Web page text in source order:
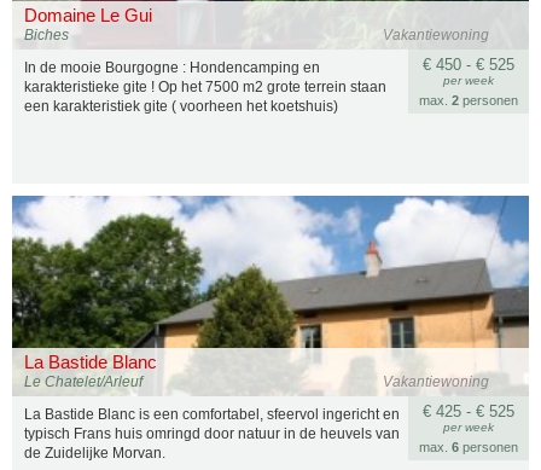
Domaine Le Gui
Vakantiewoning
Biches
€ 450 - € 525
per week
max. 2 personen
In de mooie Bourgogne : Hondencamping en
karakteristieke gite ! Op het 7500 m2 grote terrein staan
een karakteristiek gite ( voorheen het koetshuis)
La Bastide Blanc
Vakantiewoning
Le Chatelet/Arleuf
€ 425 - € 525
per week
max. 6 personen
La Bastide Blanc is een comfortabel, sfeervol ingericht en
typisch Frans huis omringd door natuur in de heuvels van
de Zuidelijke Morvan.